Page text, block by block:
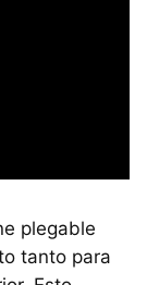
plegable
tanto para